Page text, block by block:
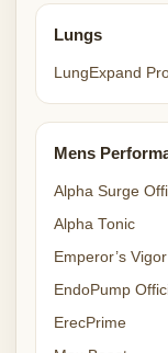
Lungs
LungExpand
Mens
Alpha Surge
Alpha Tonic
Emperor’s
EndoPump
ErecPrime